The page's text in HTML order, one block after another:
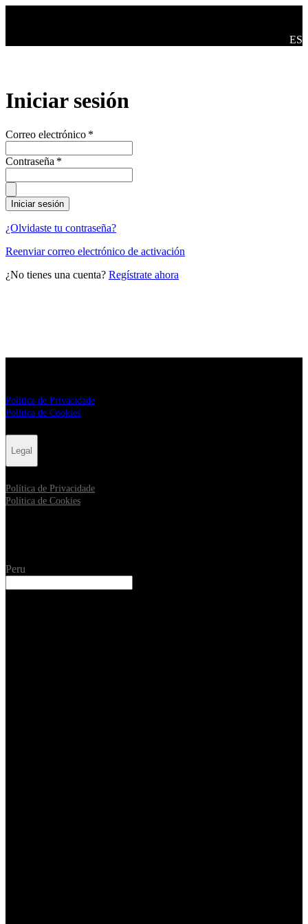
ES
Iniciar sesión
Correo electrónico *
Contraseña *
Iniciar sesión
¿Olvidaste tu contraseña?
Reenviar correo electrónico de activación
¿No tienes una cuenta? Regístrate ahora
Política de Privacidade
Política de Cookies
Legal
Política de Privacidade
Política de Cookies
Peru